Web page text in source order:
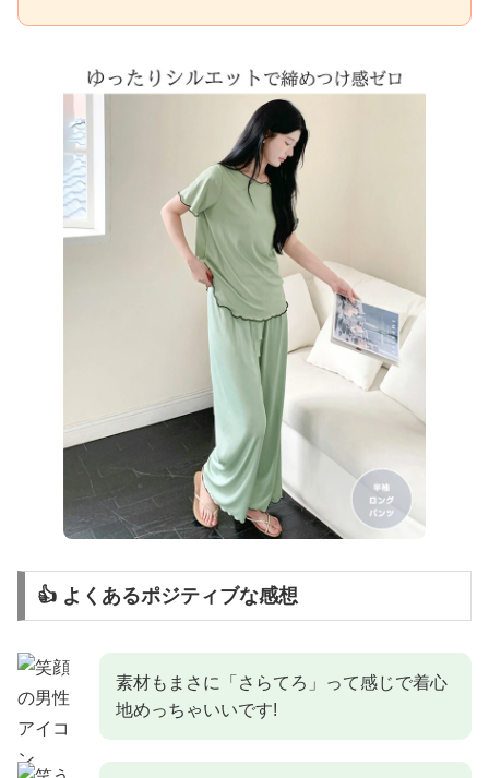
👍 よくあるポジティブな感想
素材もまさに「さらてろ」って感じで着心
地めっちゃいいです!